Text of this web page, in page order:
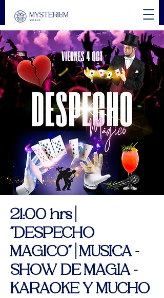
21:00 hrs |
"DESPECHO
MAGICO" | MUSICA -
SHOW DE MAGIA -
KARAOKE Y MUCHO